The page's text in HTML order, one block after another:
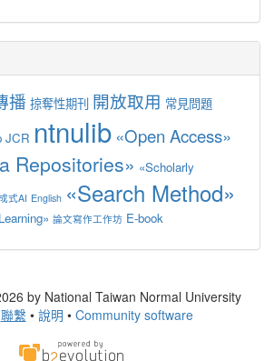
播 掠奪性期刊 開放取用 常見問題
JCR ntnulib«Open Access»
Repositories» «Scholarly
式AI English «Search Method»
論文寫作工作坊 E-book
by National Taiwan Normal University
聯繫• 說明 • Community software